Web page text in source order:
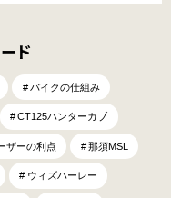
ド
バイクの仕組み
CT125ハンターカブ
ザーの利点 那須MSL
ウィズハーレー